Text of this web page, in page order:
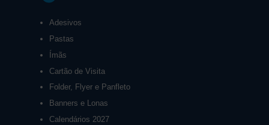
Adesivos
Pastas
Ímãs
Cartão de Visita
Folder, Flyer e Panfleto
Banners e Lonas
Calendários 2027